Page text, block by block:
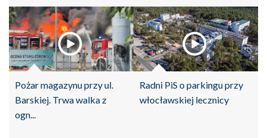
Pożar magazynu przy ul.
Barskiej. Trwa walka z
ogn...
Radni PiS o parkingu przy
włocławskiej lecznicy